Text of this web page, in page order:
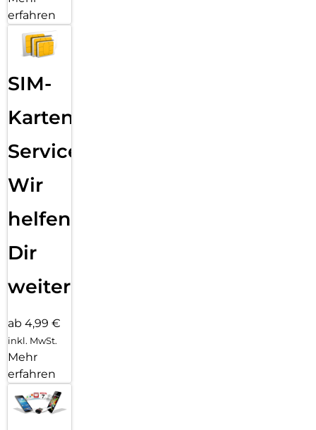
erfahren
SIM-
Karten
Service:
Wir
helfen
Dir
weiter
ab 4,99 €
inkl. MwSt.
Mehr
erfahren